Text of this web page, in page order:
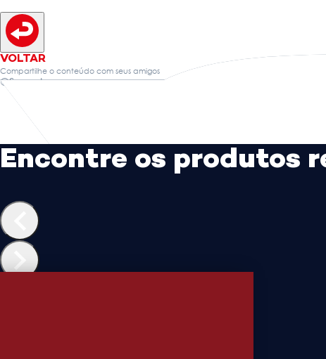
VOLTAR
Compartilhe o conteúdo com seus amigos
@Sevenboys
Encontre os produtos